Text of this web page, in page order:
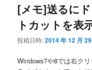
[メモ]送るに
トカットを表
投稿日時:2014 年 12 月
Windows7や8では右ク